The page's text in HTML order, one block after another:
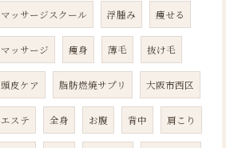
マッサージスクール 浮腫み 痩せる
マッサージ 痩身 薄毛 抜け毛
頭皮ケア 脂肪燃焼サプリ 大阪市西区
エステ 全身 お腹 背中 肩こり